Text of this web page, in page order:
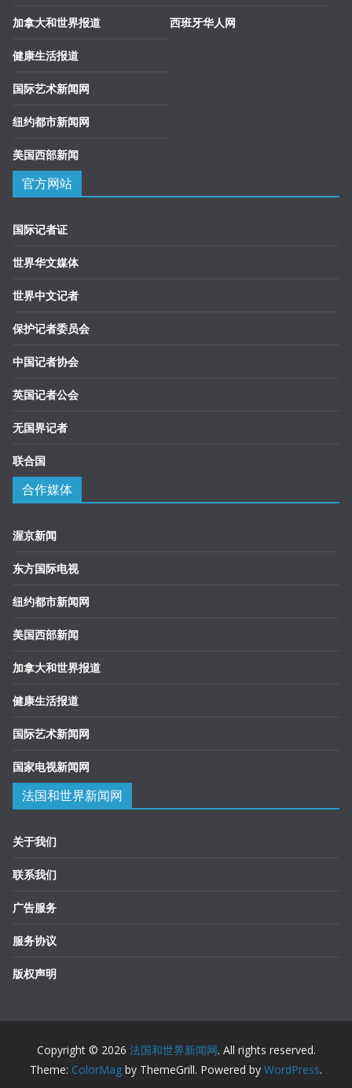
加拿大和世界报道
健康生活报道
国际艺术新闻网
纽约都市新闻网
美国西部新闻
西班牙华人网
官方网站
国际记者证
世界华文媒体
世界中文记者
保护记者委员会
中国记者协会
英国记者公会
无国界记者
联合国
合作媒体
渥京新闻
东方国际电视
纽约都市新闻网
美国西部新闻
加拿大和世界报道
健康生活报道
国际艺术新闻网
国家电视新闻网
法国和世界新闻网
关于我们
联系我们
广告服务
服务协议
版权声明
Copyright © 2026 法国和世界新闻网. All rights reserved.
Theme: ColorMag by ThemeGrill. Powered by WordPress.